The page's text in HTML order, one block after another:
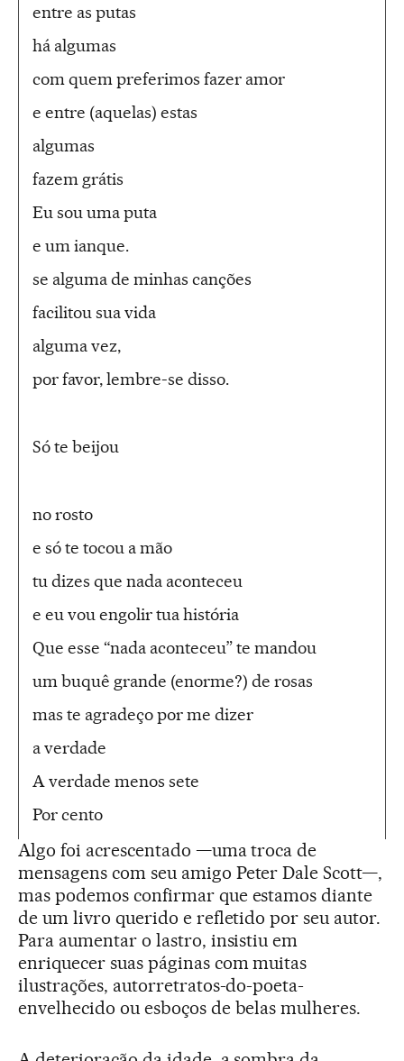
entre as putas
há algumas
com quem preferimos fazer amor
e entre (aquelas) estas
algumas
fazem grátis
Eu sou uma puta
e um ianque.
se alguma de minhas canções
facilitou sua vida
alguma vez,
por favor, lembre-se disso.
Só te beijou
no rosto
e só te tocou a mão
tu dizes que nada aconteceu
e eu vou engolir tua história
Que esse “nada aconteceu” te mandou
um buquê grande (enorme?) de rosas
mas te agradeço por me dizer
a verdade
A verdade menos sete
Por cento
Algo foi acrescentado —uma troca de
mensagens com seu amigo Peter Dale Scott—,
mas podemos confirmar que estamos diante
de um livro querido e refletido por seu autor.
Para aumentar o lastro, insistiu em
enriquecer suas páginas com muitas
ilustrações, autorretratos-do-poeta-
envelhecido ou esboços de belas mulheres.